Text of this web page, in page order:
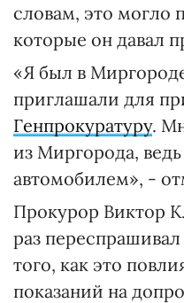
словам, это могло
которые он давал
«Я был в
приглашали для
Генпрокуратуру.
из Миргорода,
автомобилем», -
Прокурор Виктор
раз
того, как это
показаний на